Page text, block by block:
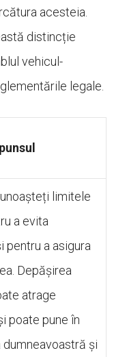
acesteia.
distincție
vehicul-
legale.
limitele
a evita
pentru a asigura
Depășirea
atrage
poate pune în
și